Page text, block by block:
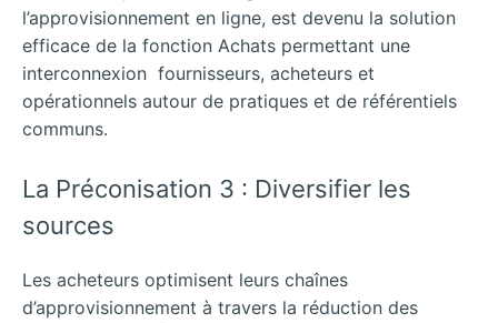
l’approvisionnement en ligne, est devenu la solution
efficace de la fonction Achats permettant une
interconnexion fournisseurs, acheteurs et
opérationnels autour de pratiques et de référentiels
communs.
La Préconisation 3 : Diversifier les
sources
Les acheteurs optimisent leurs chaînes
d’approvisionnement à travers la réduction des